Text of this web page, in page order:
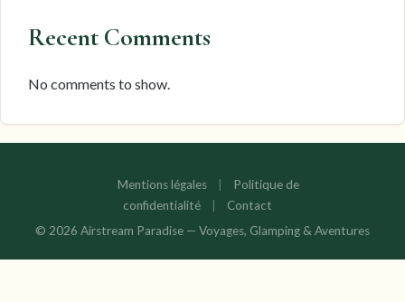
Recent Comments
No comments to show.
Mentions légales
Politique de
confidentialité
Contact
© 2026 Airstream Paradise — Voyages, Glamping & Aventures